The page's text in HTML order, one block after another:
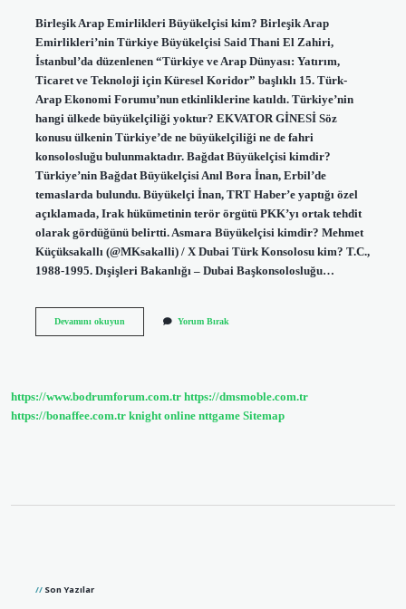
Birleşik Arap Emirlikleri Büyükelçisi kim? Birleşik Arap
Emirlikleri’nin Türkiye Büyükelçisi Said Thani El Zahiri,
İstanbul’da düzenlenen “Türkiye ve Arap Dünyası: Yatırım,
Ticaret ve Teknoloji için Küresel Koridor” başlıklı 15. Türk-
Arap Ekonomi Forumu’nun etkinliklerine katıldı. Türkiye’nin
hangi ülkede büyükelçiliği yoktur? EKVATOR GİNESİ Söz
konusu ülkenin Türkiye’de ne büyükelçiliği ne de fahri
konsolosluğu bulunmaktadır. Bağdat Büyükelçisi kimdir?
Türkiye’nin Bağdat Büyükelçisi Anıl Bora İnan, Erbil’de
temaslarda bulundu. Büyükelçi İnan, TRT Haber’e yaptığı özel
açıklamada, Irak hükümetinin terör örgütü PKK’yı ortak tehdit
olarak gördüğünü belirtti. Asmara Büyükelçisi kimdir? Mehmet
Küçüksakallı (@MKsakalli) / X Dubai Türk Konsolosu kim? T.C.,
1988-1995. Dışişleri Bakanlığı – Dubai Başkonsolosluğu…
Devamını okuyunBurundi
Yorum Bırak
https://www.bodrumforum.com.tr https://dmsmoble.com.tr
https://bonaffee.com.tr knight online nttgame Sitemap
Son Yazılar